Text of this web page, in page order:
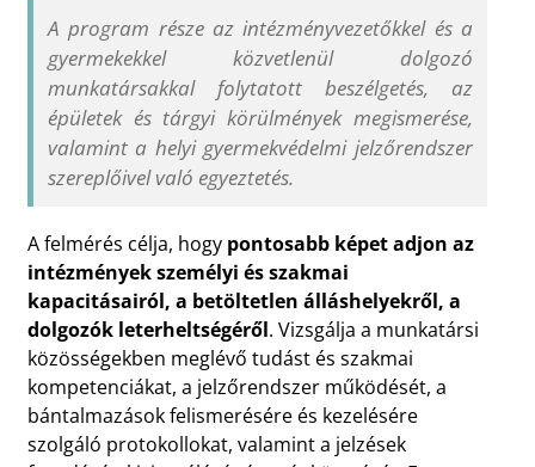
A program része az intézményvezetőkkel és a
gyermekekkel közvetlenül dolgozó
munkatársakkal folytatott beszélgetés, az
épületek és tárgyi körülmények megismerése,
valamint a helyi gyermekvédelmi jelzőrendszer
szereplőivel való egyeztetés.
A felmérés célja, hogy pontosabb képet adjon az
intézmények személyi és szakmai
kapacitásairól, a betöltetlen álláshelyekről, a
dolgozók leterheltségéről. Vizsgálja a munkatársi
közösségekben meglévő tudást és szakmai
kompetenciákat, a jelzőrendszer működését, a
bántalmazások felismerésére és kezelésére
szolgáló protokollokat, valamint a jelzések